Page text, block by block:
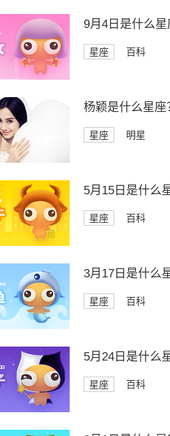
9月4日是什么星
星座 百科
杨颖是什么星座
星座 明星
5月15日是什么
星座 百科
3月17日是什么
星座 百科
5月24日是什么
星座 百科